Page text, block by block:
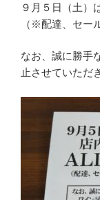
９月５日（土）
（※配達、セー
なお、誠に勝手
止させていただ